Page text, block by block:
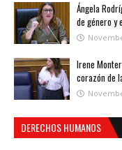
Ángela
de género y
Irene
corazón de
DERECHOS HUMANOS